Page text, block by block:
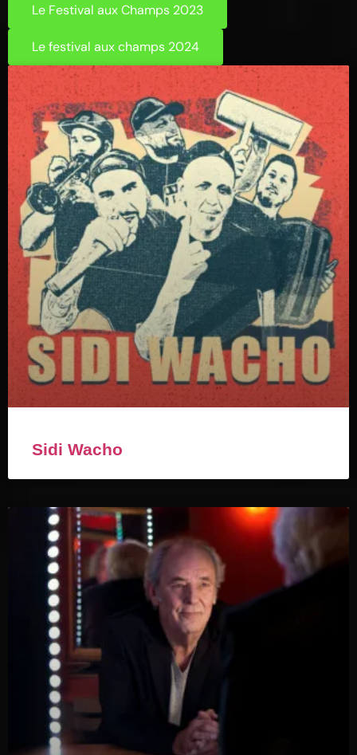
Le Festival aux Champs 2023
Le festival aux champs 2024
Sidi Wacho